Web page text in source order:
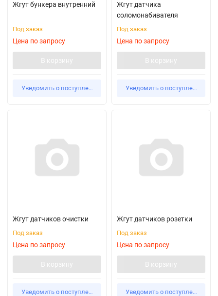
Жгут бункера внутренний
Под заказ
Цена по запросу
В корзину
Уведомить о поступлении
Жгут датчика
соломонабивателя
Под заказ
Цена по запросу
В корзину
Уведомить о поступлении
Жгут датчиков очистки
Под заказ
Цена по запросу
В корзину
Уведомить о поступлении
Жгут датчиков розетки
Под заказ
Цена по запросу
В корзину
Уведомить о поступлении